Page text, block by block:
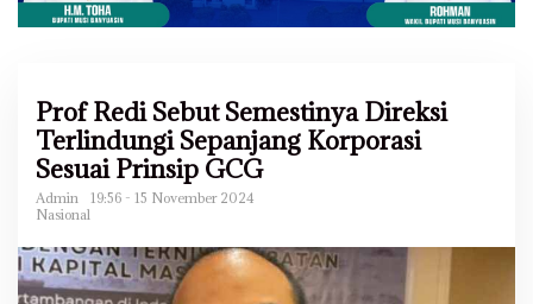
Prof Redi Sebut Semestinya Direksi
Terlindungi Sepanjang Korporasi
Sesuai Prinsip GCG
Admin
19:56 - 15 November 2024
Nasional